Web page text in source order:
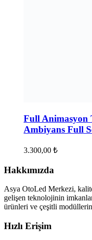
Full Animasyon
Ambiyans Full
3.300,00 ₺
Hakkımızda
Asya OtoLed Merkezi,
gelişen teknolojinin
ürünleri ve çeşitli modüllerin
Hızlı Erişim